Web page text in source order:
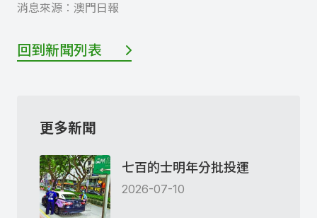
消息來源︰ 澳門日報
回到新聞列表
更多新聞
七百的士明年分批投運
2026-07-10